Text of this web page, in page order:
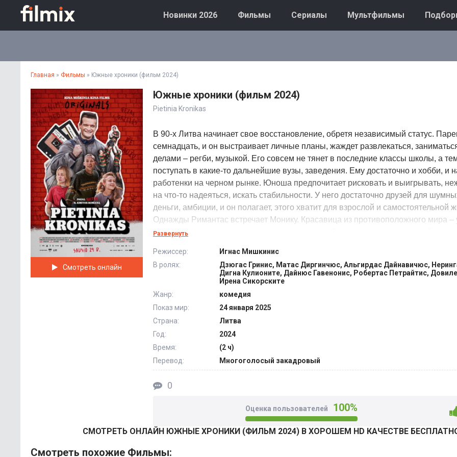
Новинки 2026 Фильмы Сериалы Мультфильмы
Главная » Фильмы » Южные хроники (фильм 2024)
Смотреть онлайн
Южные хроники (фильм 2024)
Pietinia Kronikas
В 90-х Литва начинает свое восстановление, обретя независимый статус.
семнадцать, и он выстраивает личные планы, жаждет развлекаться,
делами – регби, музыкой. Его совсем не тянет в последние классы школы, а
поступать в какие-то дальнейшие вузы, заведения. Ему достаточно и хобби, и
работенки на черном рынке. Юноша предпочитает рисковать и выигрывать,
на что-то надеяться, искать стабильности. У него достаточно друзей для
деньги, амбиции, и он полагает, этого хватит для взрослой и самостоятельной
Однажды Римантас встречает Монику. Красавица из противоположного мира –
не просто карманные средства, а наследство. Она уверенна, из хорошей семьи,
одновременно с желанием и боязнью потерять девушку мечты насовсем из-за
глупостей или недостатка в финансах. @Filmix.fan
Развернуть
Режиссер:
Игнас Мишкинис
В ролях:
Дзюгас Гринис, Матас Диргинчюс, Альгирдас Дайнавичюс,
Дигна Кулионите, Дайнюс Гавенонис, Робертас Петрайтис,
Ирена Сикорските
Жанр:
комедия
Показ мир:
24 января 2025
Страна:
Литва
Год:
2024
Время:
(2 ч)
Перевод:
Многоголосый закадровый
0
Оценка пользователей 100%
СМОТРEТЬ ОНЛАЙН ЮЖНЫЕ ХРОНИКИ (ФИЛЬМ 2024) В ХОРОШЕМ HD КАЧЕСТВЕ
Смотреть похожие Фильмы: